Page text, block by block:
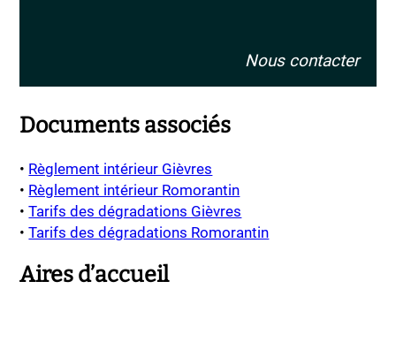
Nous contacter
Documents associés
• Règlement intérieur Gièvres
• Règlement intérieur Romorantin
•Tarifs des dégradations Gièvres
•Tarifs des dégradations Romorantin
Aires d’accueil